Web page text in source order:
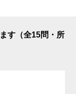
す（全15問・所